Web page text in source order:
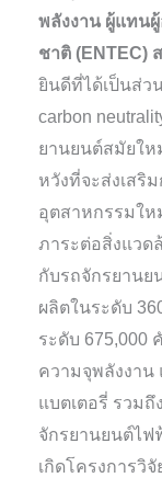
พลังงาน ผู้แทน
ชาติ (ENTEC)
ยินดีที่ได้เป็นส่ว
carbon
ยานยนต์สมัยให
หวังที่จะส่งเสริ
อุตสาหกรรมให
ภาระต่อสิ่งแวด
กับรถจักรยานย
ผลิตในระดับ
ระดับ 675,000
ความจุพลังงาน
แบตเตอรี่ รวม
จักรยานยนต์ไฟ
เกิดโครงการวิ